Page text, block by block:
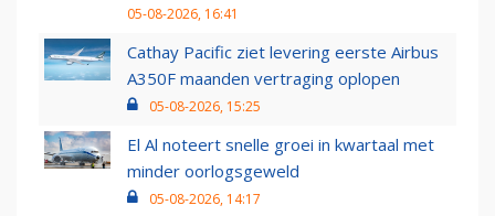
05-08-2026, 16:41
Cathay Pacific ziet levering eerste Airbus
A350F maanden vertraging oplopen
05-08-2026, 15:25
El Al noteert snelle groei in kwartaal met
minder oorlogsgeweld
05-08-2026, 14:17